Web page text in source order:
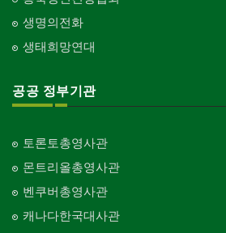
생명의전화
생태희망연대
공공 정부기관
토론토총영사관
몬트리올총영사관
벤쿠버총영사관
캐나다한국대사관